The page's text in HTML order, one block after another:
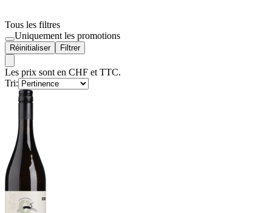
Tous les filtres
Uniquement les promotions
Réinitialiser Filtrer
Les prix sont en CHF et TTC.
Tri: